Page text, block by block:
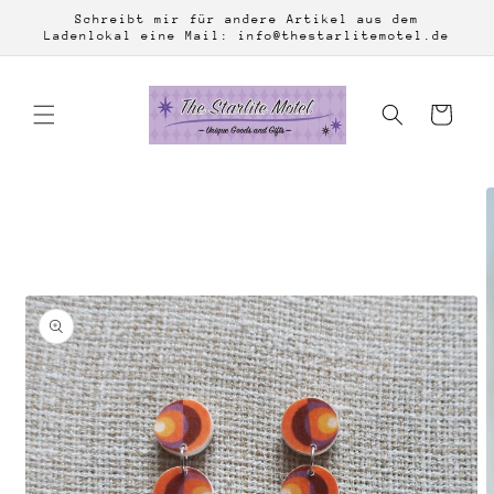
Inhalt
Schreibt mir für andere Artikel aus dem
Ladenlokal eine Mail: info@thestarlitemotel.de
Warenkorb